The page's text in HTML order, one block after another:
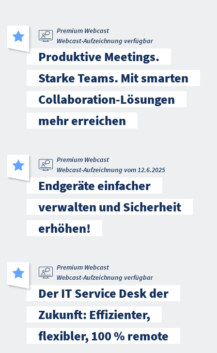
Premium Webcast
Webcast-Aufzeichnung verfügbar
Produktive Meetings.
Starke Teams. Mit smarten
Collaboration-Lösungen
mehr erreichen
Premium Webcast
Webcast-Aufzeichnung vom 12.6.2025
Endgeräte einfacher
verwalten und Sicherheit
erhöhen!
Premium Webcast
Webcast-Aufzeichnung verfügbar
Der IT Service Desk der
Zukunft: Effizienter,
flexibler, 100 % remote